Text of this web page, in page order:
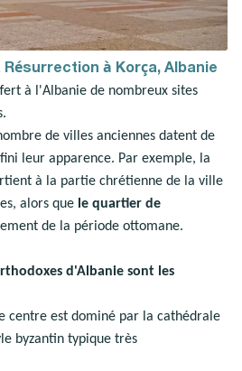
Résurrection à Korça, Albanie
à l'Albanie de nombreux sites
de villes anciennes datent de
leur apparence. Par exemple, la
à la partie chrétienne de la ville
alors que le quartier de
de la période ottomane.
d'Albanie sont les
centre est dominé par la cathédrale
byzantin typique très